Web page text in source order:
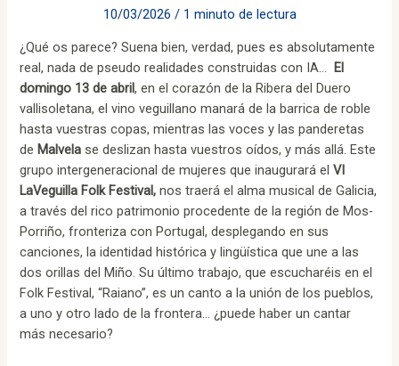
10/03/2026 / 1 minuto de lectura
¿Qué os parece? Suena bien, verdad, pues es absolutamente
real, nada de pseudo realidades construidas con IA… El
domingo 13 de abril, en el corazón de la Ribera del Duero
vallisoletana, el vino veguillano manará de la barrica de roble
hasta vuestras copas, mientras las voces y las panderetas
de Malvela se deslizan hasta vuestros oídos, y más allá. Este
grupo intergeneracional de mujeres que inaugurará elVI
LaVeguilla Folk Festival, nos traerá el alma musical de Galicia,
a través del rico patrimonio procedente de la región de Mos-
Porriño, fronteriza con Portugal, desplegando en sus
canciones, la identidad histórica y lingüística que une a las
dos orillas del Miño. Su último trabajo, que escucharéis en el
Folk Festival, “Raiano”, es un canto a la unión de los pueblos,
a uno y otro lado de la frontera… ¿puede haber un cantar
más necesario?